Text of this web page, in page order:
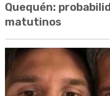
Quequén:
matutinos